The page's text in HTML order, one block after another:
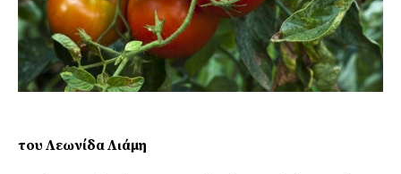
του Λεωνίδα Λιάμη